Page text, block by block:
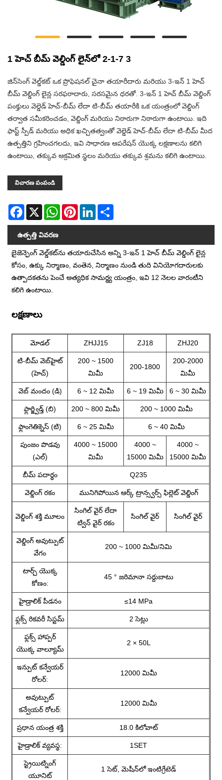
1 హెచ్ బీమ్ వెల్డింగ్ లైన్‌లో 2-1-7 3
జిన్‌సెంగ్ వెల్డ్‌కట్ ఒక ప్రొఫెషనల్ చైనా తయారీదారు మరియు 3-ఇన్ 1 హెచ్
బీమ్ వెల్డింగ్ లైన్ల సరఫరాదారు, సరసమైన ధరతో. 3-ఇన్ 1 హెచ్ బీమ్ వెల్డింగ్
పంక్తులు వెల్డెడ్ హెచ్-బీమ్ లేదా టి-బీమ్ తయారీకి ఒక యంత్రంలో వెల్డింగ్
తర్వాత సమీకరించడం, వెల్డింగ్ మరియు నిఠారుగా నిఠారుగా ఉంటాయి. ఇది
ఫాస్ట్ స్పీడ్ మరియు అధిక ఖచ్చితత్వంతో వెల్డెడ్ హెచ్-బీమ్ లేదా టి-బీమ్ మీద
ఉత్పత్తిని గ్రహించగలదు, ఇవి సాధారణ ఆపరేషన్ యొక్క లక్షణాలను కలిగి
ఉంటాయి, తక్కువ ఆక్రమిత స్థలం మరియు తక్కువ శ్రమను కలిగి ఉంటాయి.
విచారణ పంపండి
Facebook
X WhatsAppPinterestLinkedIn
ఉత్పత్తి వివరణ
బైజెన్ఫెంగ్ వెల్డ్‌కట్‌ను తయారుచేసిన అన్ని 3-ఇన్ 1 హెచ్ బీమ్ వెల్డింగ్ లైన్ల
కోసం, ఉక్కు నిర్మాణం, వంతెన, నిర్మాణం నుండి తుది వినియోగదారులకు
ఉత్పాదకతను పెంచే అత్యధిక సామర్థ్య యంత్రం, ఇవి 12 నెలల వారంటీని
కలిగి ఉంటాయి.
లక్షణాలు
మోడల్ ZHJJ15 ZJ18 ZHJ20
టి-బీమ్ వెబ్‌హైట్
(హెచ్)
200 ~ 1500
మిమీ
200-1800
200-2000
మిమీ
వెబ్ మందం (డి) 6 ~ 12 మిమీ 6 ~ 19 మిమీ 6 ~ 30 మిమీ
ఫ్లార్జ్విడ్త్ (బి) 200 ~ 800 మిమీ 200 ~ 1000 మిమీ
ఫ్లాంగెతిక్నెస్ (టి) 6 ~ 25 మిమీ 6 ~ 40 మిమీ
పుంజం పొడవు
(ఎల్)
4000 ~ 15000
మిమీ
4000 ~
15000 మిమీ
4000 ~
15000 మిమీ
బీమ్ పదార్థం Q235
వెల్డింగ్ రకం మునిగిపోయిన ఆర్క్ ట్రాన్స్వర్స్ ఫిల్లెట్ వెల్డింగ్
వెల్డింగ్ శక్తి మూలం
సింగిల్ వైర్ లేదా
ట్విన్ వైర్ రకం
సింగిల్ వైర్ సింగిల్ వైర్
వెల్డింగ్ అవుట్పుట్
వేగం
200 ~ 1000 మిమీ/నిమి
టార్చ్ యొక్క
కోణం:
45 ° జరిమానా సర్దుబాటు
హైడ్రాలిక్ పీడనం ≤14 MPa
ఫ్లక్స్ రికవరీ సిస్టమ్ 2 సెట్లు
ఫ్లక్స్ హాప్పర్
యొక్క వాల్యూమ్
2 × 50L
ఇన్పుట్ కన్వేయర్
రోలర్:
12000 మిమీ
అవుట్పుట్
కన్వేయర్ రోలర్:
12000 మిమీ
ప్రధాన యంత్ర శక్తి 18.0 కిలోవాట్
హైడ్రాలిక్ వ్యవస్థ: 1SET
స్ట్రెయిట్నింగ్
యూనిట్
1 సెట్, మెషీన్‌లో ఇంటిగ్రేటెడ్